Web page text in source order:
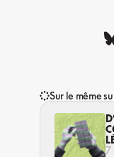
Sur le même
7